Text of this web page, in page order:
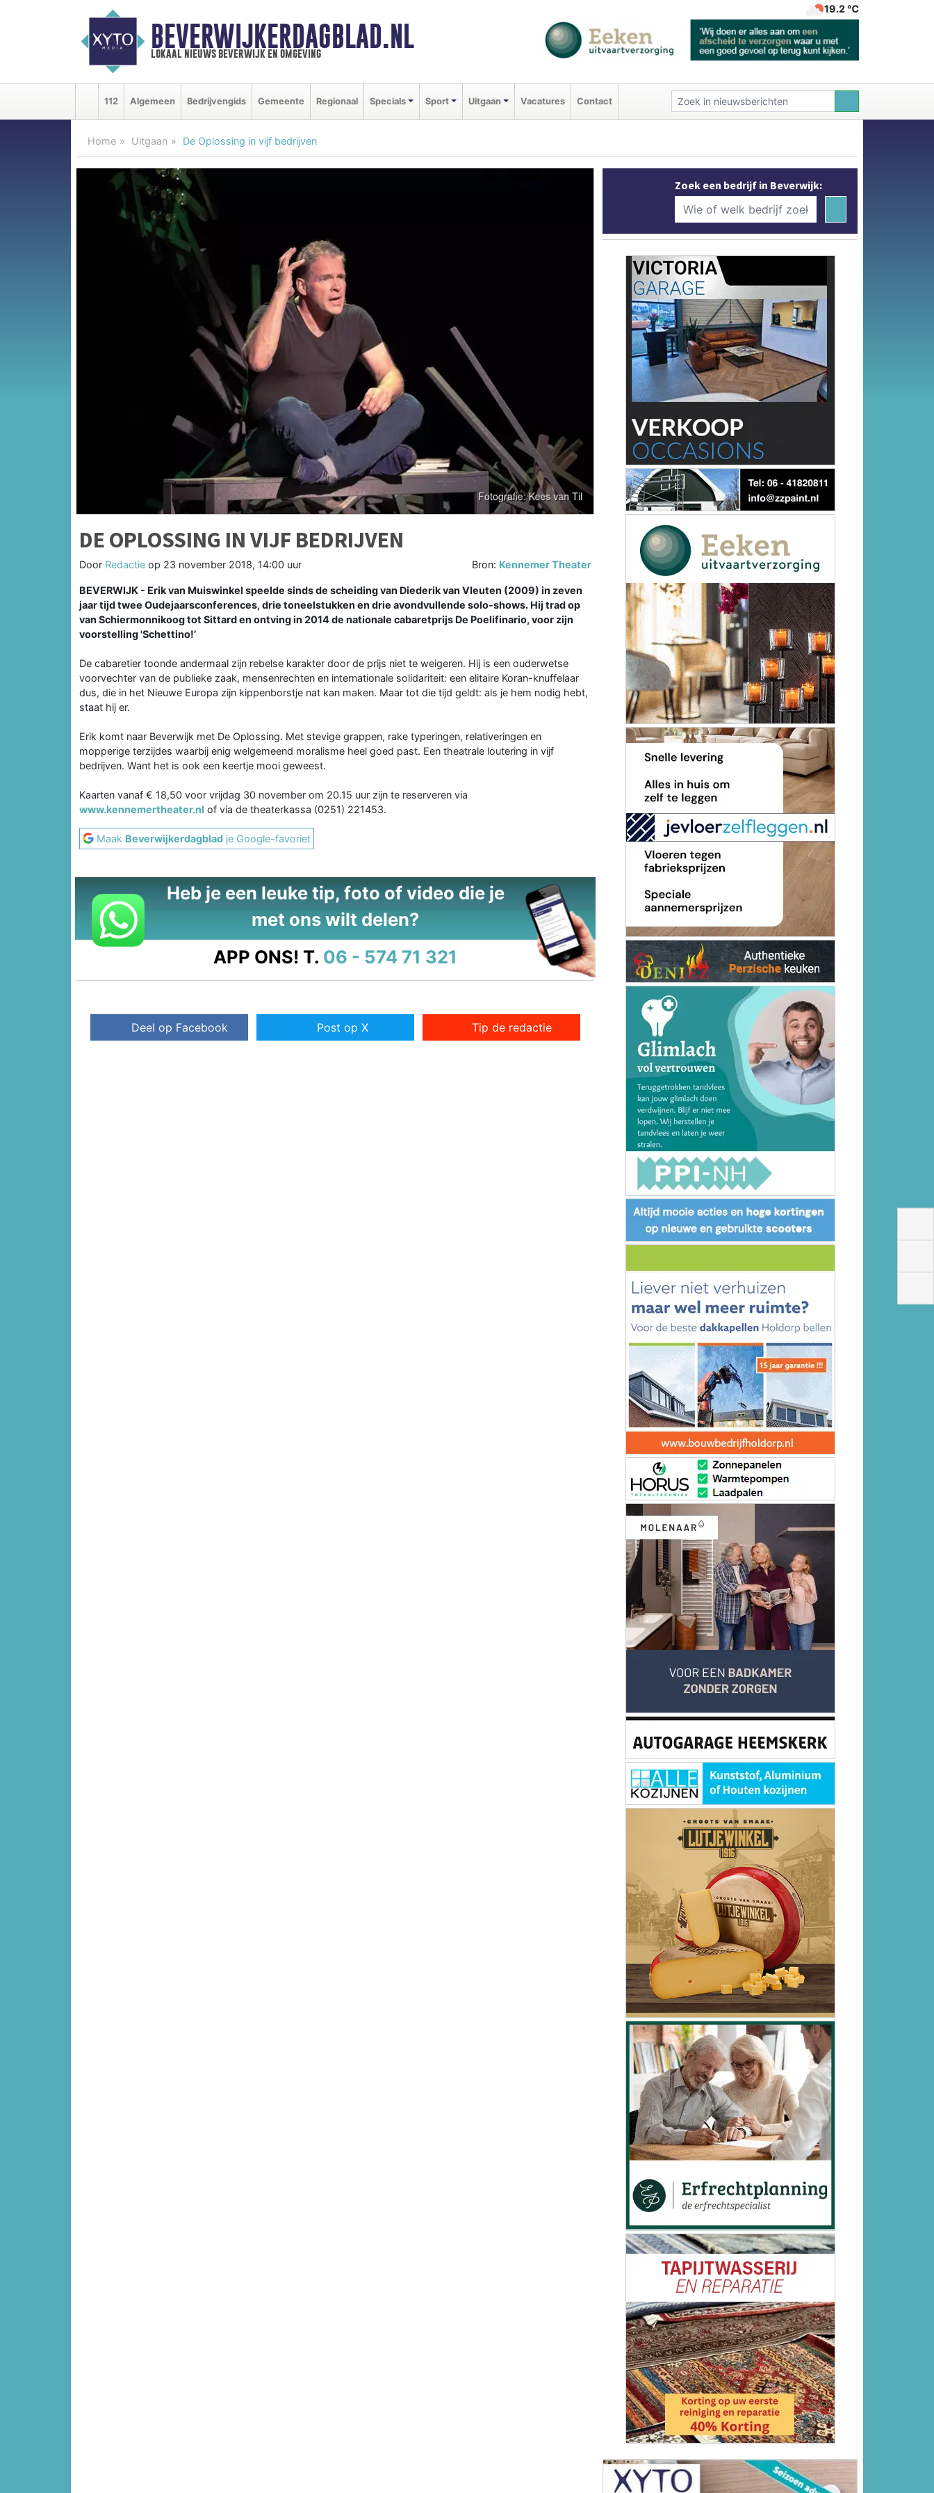
BEVERWIJKERDAGBLAD.NL
lokaal nieuws beverwijk en omgeving
19.2 ℃
112 Algemeen Bedrijvengids Gemeente Regionaal Specials Sport Uitgaan Vacatures Contact
Home Uitgaan De Oplossing in vijf bedrijven
DE OPLOSSING IN VIJF BEDRIJVEN
Door Redactie op 23 november 2018, 14:00 uur Bron: Kennemer Theater
BEVERWIJK - Erik van Muiswinkel speelde sinds de scheiding van Diederik van Vleuten (2009) in zeven
jaar tijd twee Oudejaarsconferences, drie toneelstukken en drie avondvullende solo-shows. Hij trad op
van Schiermonnikoog tot Sittard en ontving in 2014 de nationale cabaretprijs De Poelifinario, voor zijn
voorstelling 'Schettino!’
De cabaretier toonde andermaal zijn rebelse karakter door de prijs niet te weigeren. Hij is een ouderwetse
voorvechter van de publieke zaak, mensenrechten en internationale solidariteit: een elitaire Koran-knuffelaar
dus, die in het Nieuwe Europa zijn kippenborstje nat kan maken. Maar tot die tijd geldt: als je hem nodig hebt,
staat hij er.
Erik komt naar Beverwijk met De Oplossing. Met stevige grappen, rake typeringen, relativeringen en
mopperige terzijdes waarbij enig welgemeend moralisme heel goed past. Een theatrale loutering in vijf
bedrijven. Want het is ook een keertje mooi geweest.
Kaarten vanaf € 18,50 voor vrijdag 30 november om 20.15 uur zijn te reserveren via
www.kennemertheater.nl of via de theaterkassa (0251) 221453.
Maak Beverwijkerdagblad je Google-favoriet
Heb je een leuke tip, foto of video die je
met ons wilt delen?
APP ONS! T. 06 - 574 71 321
Deel op Facebook Post op X Tip de redactie
Zoek een bedrijf in Beverwijk: